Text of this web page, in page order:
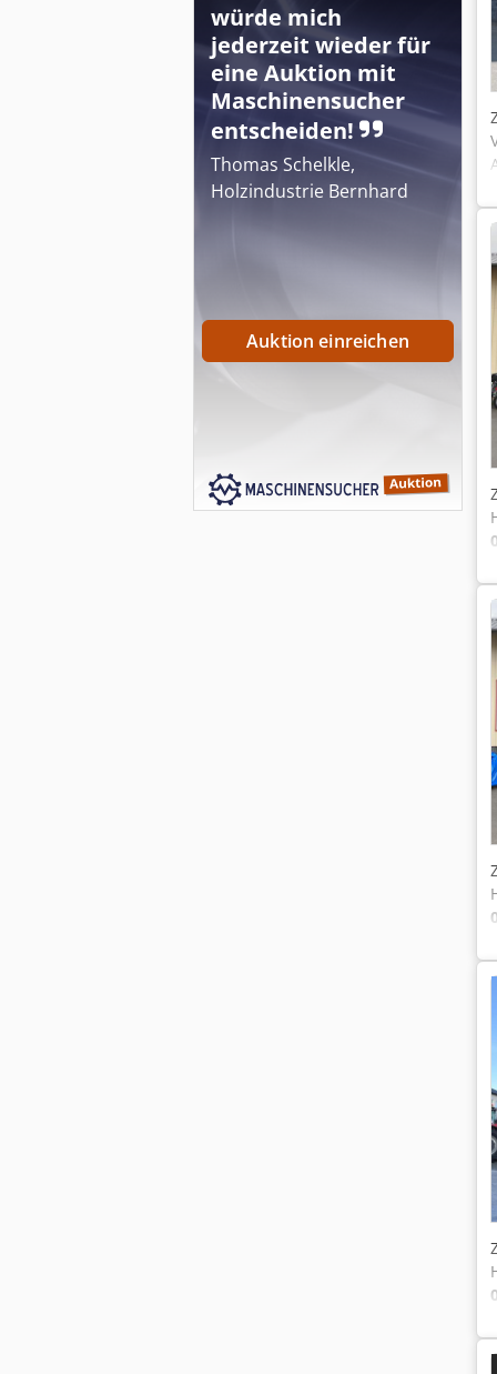
würde mich
jederzeit wieder für
eine Auktion mit
Maschinensucher
entscheiden!
Thomas Schelkle,
Holzindustrie Bernhard
Auktion einreichen